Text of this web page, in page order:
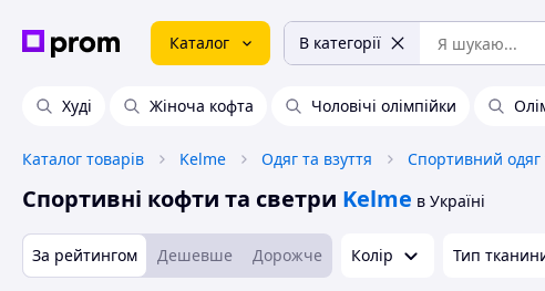
Каталог В категорії
Худі Жіноча кофта Чоловічі олімпійки
Каталог товарів Kelme Одяг та взуття Спортивний одяг
Спортивні кофти та светри Kelme в Україні
За рейтингом Дешевше Дорожче Колір Тип